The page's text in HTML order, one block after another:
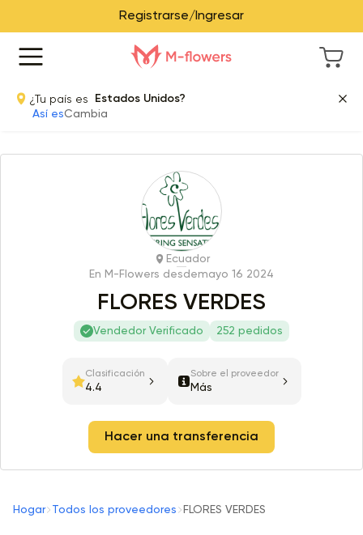
Registrarse/Ingresar
¿Tu país es
Estados Unidos?
Así esCambia
Ecuador
En M-Flowers desdemayo 16 2024
FLORES VERDES
Vendedor Verificado 252 pedidos
Clasificación
4.4
Sobre el proveedor
Más
Hacer una transferencia
Hogar Todos los proveedores FLORES VERDES